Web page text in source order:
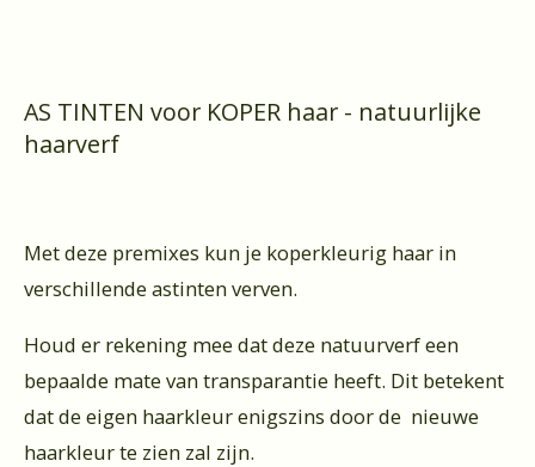
AS TINTEN voor KOPER haar - natuurlijke
haarverf
Met deze premixes kun je koperkleurig haar in
verschillende astinten verven.
Houd er rekening mee dat deze natuurverf een
bepaalde mate van transparantie heeft. Dit betekent
dat de eigen haarkleur enigszins door de nieuwe
haarkleur te zien zal zijn.